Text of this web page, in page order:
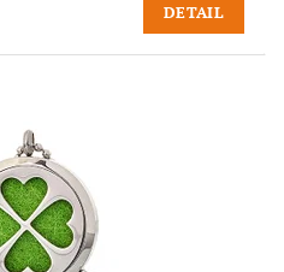
DETAIL